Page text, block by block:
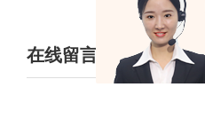
在线留言
/ ONLINE MESSAGE